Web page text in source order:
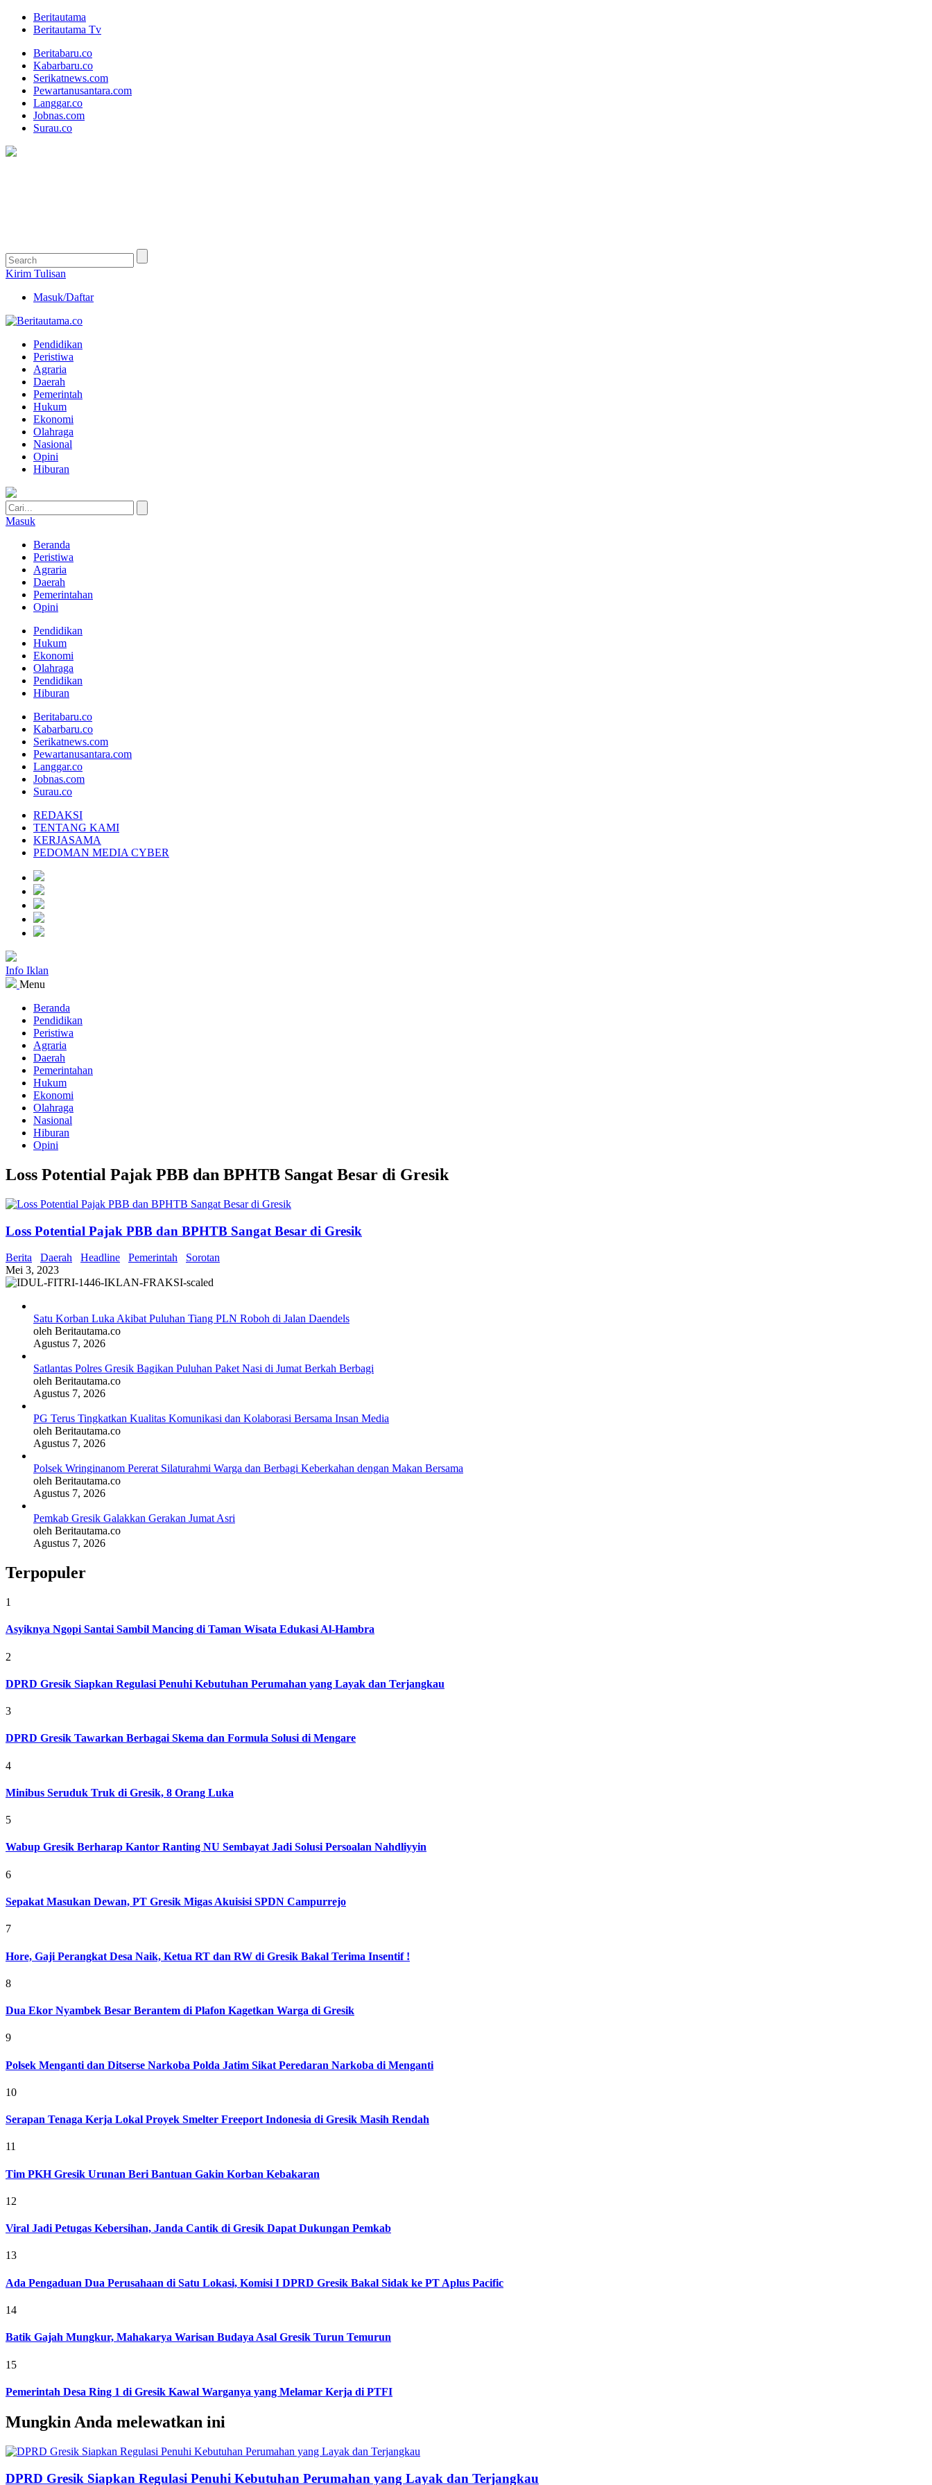
Beritautama
Beritautama Tv
Beritabaru.co
Kabarbaru.co
Serikatnews.com
Pewartanusantara.com
Langgar.co
Jobnas.com
Surau.co
Kirim Tulisan
Masuk/Daftar
Pendidikan
Peristiwa
Agraria
Daerah
Pemerintah
Hukum
Ekonomi
Olahraga
Nasional
Opini
Hiburan
Masuk
Beranda
Peristiwa
Agraria
Daerah
Pemerintahan
Opini
Pendidikan
Hukum
Ekonomi
Olahraga
Pendidikan
Hiburan
Beritabaru.co
Kabarbaru.co
Serikatnews.com
Pewartanusantara.com
Langgar.co
Jobnas.com
Surau.co
REDAKSI
TENTANG KAMI
KERJASAMA
PEDOMAN MEDIA CYBER
Info Iklan
Menu
Beranda
Pendidikan
Peristiwa
Agraria
Daerah
Pemerintahan
Hukum
Ekonomi
Olahraga
Nasional
Hiburan
Opini
Loss Potential Pajak PBB dan BPHTB Sangat Besar di Gresik
Loss Potential Pajak PBB dan BPHTB Sangat Besar di Gresik
Berita Daerah Headline Pemerintah
Sorotan
Mei 3, 2023
Satu Korban Luka Akibat Puluhan Tiang PLN Roboh di Jalan Daendels
oleh Beritautama.co
Agustus 7, 2026
Satlantas Polres Gresik Bagikan Puluhan Paket Nasi di Jumat Berkah Berbagi
oleh Beritautama.co
Agustus 7, 2026
PG Terus Tingkatkan Kualitas Komunikasi dan Kolaborasi Bersama Insan Media
oleh Beritautama.co
Agustus 7, 2026
Polsek Wringinanom Pererat Silaturahmi Warga dan Berbagi Keberkahan dengan Makan Bersama
oleh Beritautama.co
Agustus 7, 2026
Pemkab Gresik Galakkan Gerakan Jumat Asri
oleh Beritautama.co
Agustus 7, 2026
Terpopuler
1
Asyiknya Ngopi Santai Sambil Mancing di Taman Wisata Edukasi Al-Hambra
2
DPRD Gresik Siapkan Regulasi Penuhi Kebutuhan Perumahan yang Layak dan Terjangkau
3
DPRD Gresik Tawarkan Berbagai Skema dan Formula Solusi di Mengare
4
Minibus Seruduk Truk di Gresik, 8 Orang Luka
5
Wabup Gresik Berharap Kantor Ranting NU Sembayat Jadi Solusi Persoalan Nahdliyyin
6
Sepakat Masukan Dewan, PT Gresik Migas Akuisisi SPDN Campurrejo
7
Hore, Gaji Perangkat Desa Naik, Ketua RT dan RW di Gresik Bakal Terima Insentif !
8
Dua Ekor Nyambek Besar Berantem di Plafon Kagetkan Warga di Gresik
9
Polsek Menganti dan Ditserse Narkoba Polda Jatim Sikat Peredaran Narkoba di Menganti
10
Serapan Tenaga Kerja Lokal Proyek Smelter Freeport Indonesia di Gresik Masih Rendah
11
Tim PKH Gresik Urunan Beri Bantuan Gakin Korban Kebakaran
12
Viral Jadi Petugas Kebersihan, Janda Cantik di Gresik Dapat Dukungan Pemkab
13
Ada Pengaduan Dua Perusahaan di Satu Lokasi, Komisi I DPRD Gresik Bakal Sidak ke PT Aplus Pacific
14
Batik Gajah Mungkur, Mahakarya Warisan Budaya Asal Gresik Turun Temurun
15
Pemerintah Desa Ring 1 di Gresik Kawal Warganya yang Melamar Kerja di PTFI
Mungkin Anda melewatkan ini
DPRD Gresik Siapkan Regulasi Penuhi Kebutuhan Perumahan yang Layak dan Terjangkau